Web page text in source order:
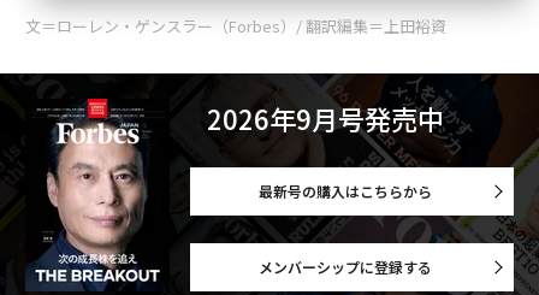
文＝ローレン・ゲンスラー（Forbes）/ 翻訳編集＝上田裕資
2026年9月号発売中
最新号の購入はこちらから
メンバーシップに登録する